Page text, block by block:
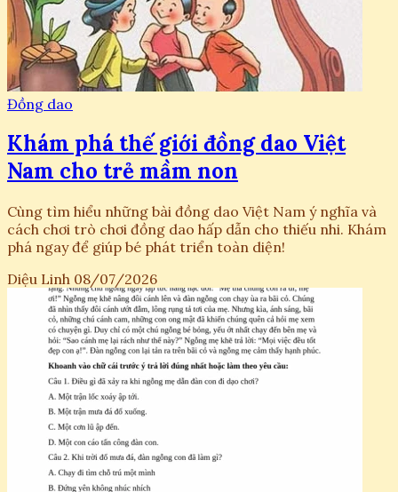
Đồng dao
Khám phá thế giới đồng dao Việt
Nam cho trẻ mầm non
Cùng tìm hiểu những bài đồng dao Việt Nam ý nghĩa và
cách chơi trò chơi đồng dao hấp dẫn cho thiếu nhi. Khám
phá ngay để giúp bé phát triển toàn diện!
Diệu Linh 08/07/2026